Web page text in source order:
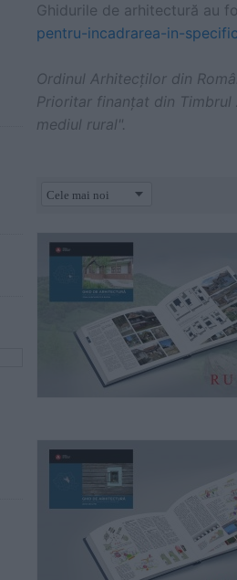
Ghidurile de arhitectură au
pentru-incadrarea-in-
Ordinul Arhitecților din
Prioritar finanțat din
mediul rural".